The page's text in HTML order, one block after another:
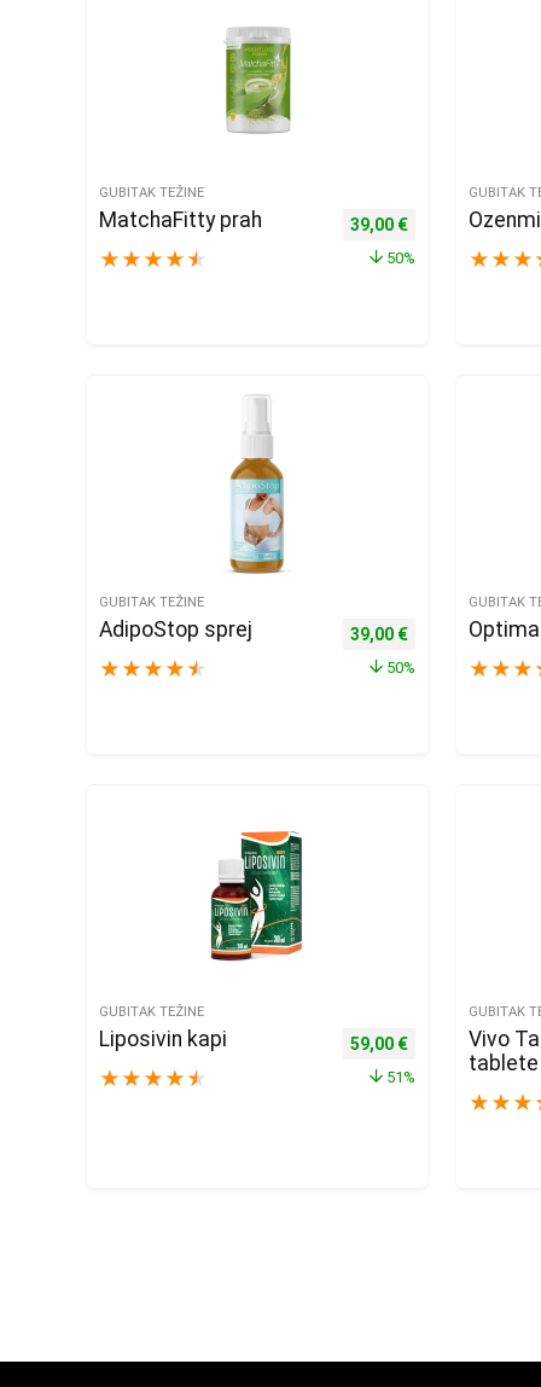
GUBITAK TEŽINE
MatchaFitty prah
★ ★ ★ ★ ★
Izvorna cijena bila je:
39,00 €Trenutna cijena
50%
GUBITAK
★ ★ ★
GUBITAK TEŽINE
AdipoStop sprej
★ ★ ★ ★ ★
Izvorna cijena bila je:
39,00 €Trenutna cijena
50%
GUBITAK
★ ★ ★
GUBITAK TEŽINE
Liposivin kapi
★ ★ ★ ★ ★
Izvorna cijena bila je:
59,00 €Trenutna cijena
51%
GUBITAK
Vivo
tablete
★ ★ ★